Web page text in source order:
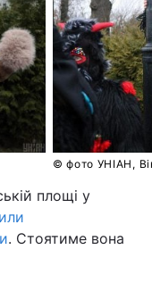
© фото УНІАН,
площі у
. Стоятиме вона